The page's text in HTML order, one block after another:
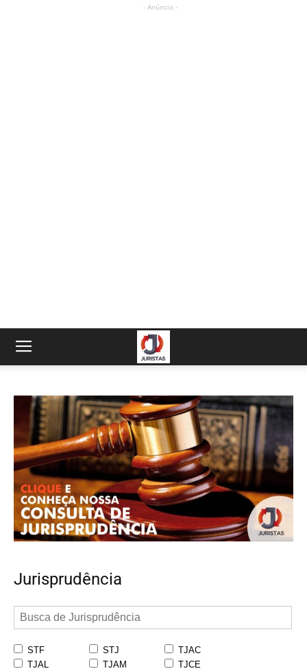
- Anúncio -
Jurisprudência
STF STJ
TJAC
TJAL
TJAM
TJCE